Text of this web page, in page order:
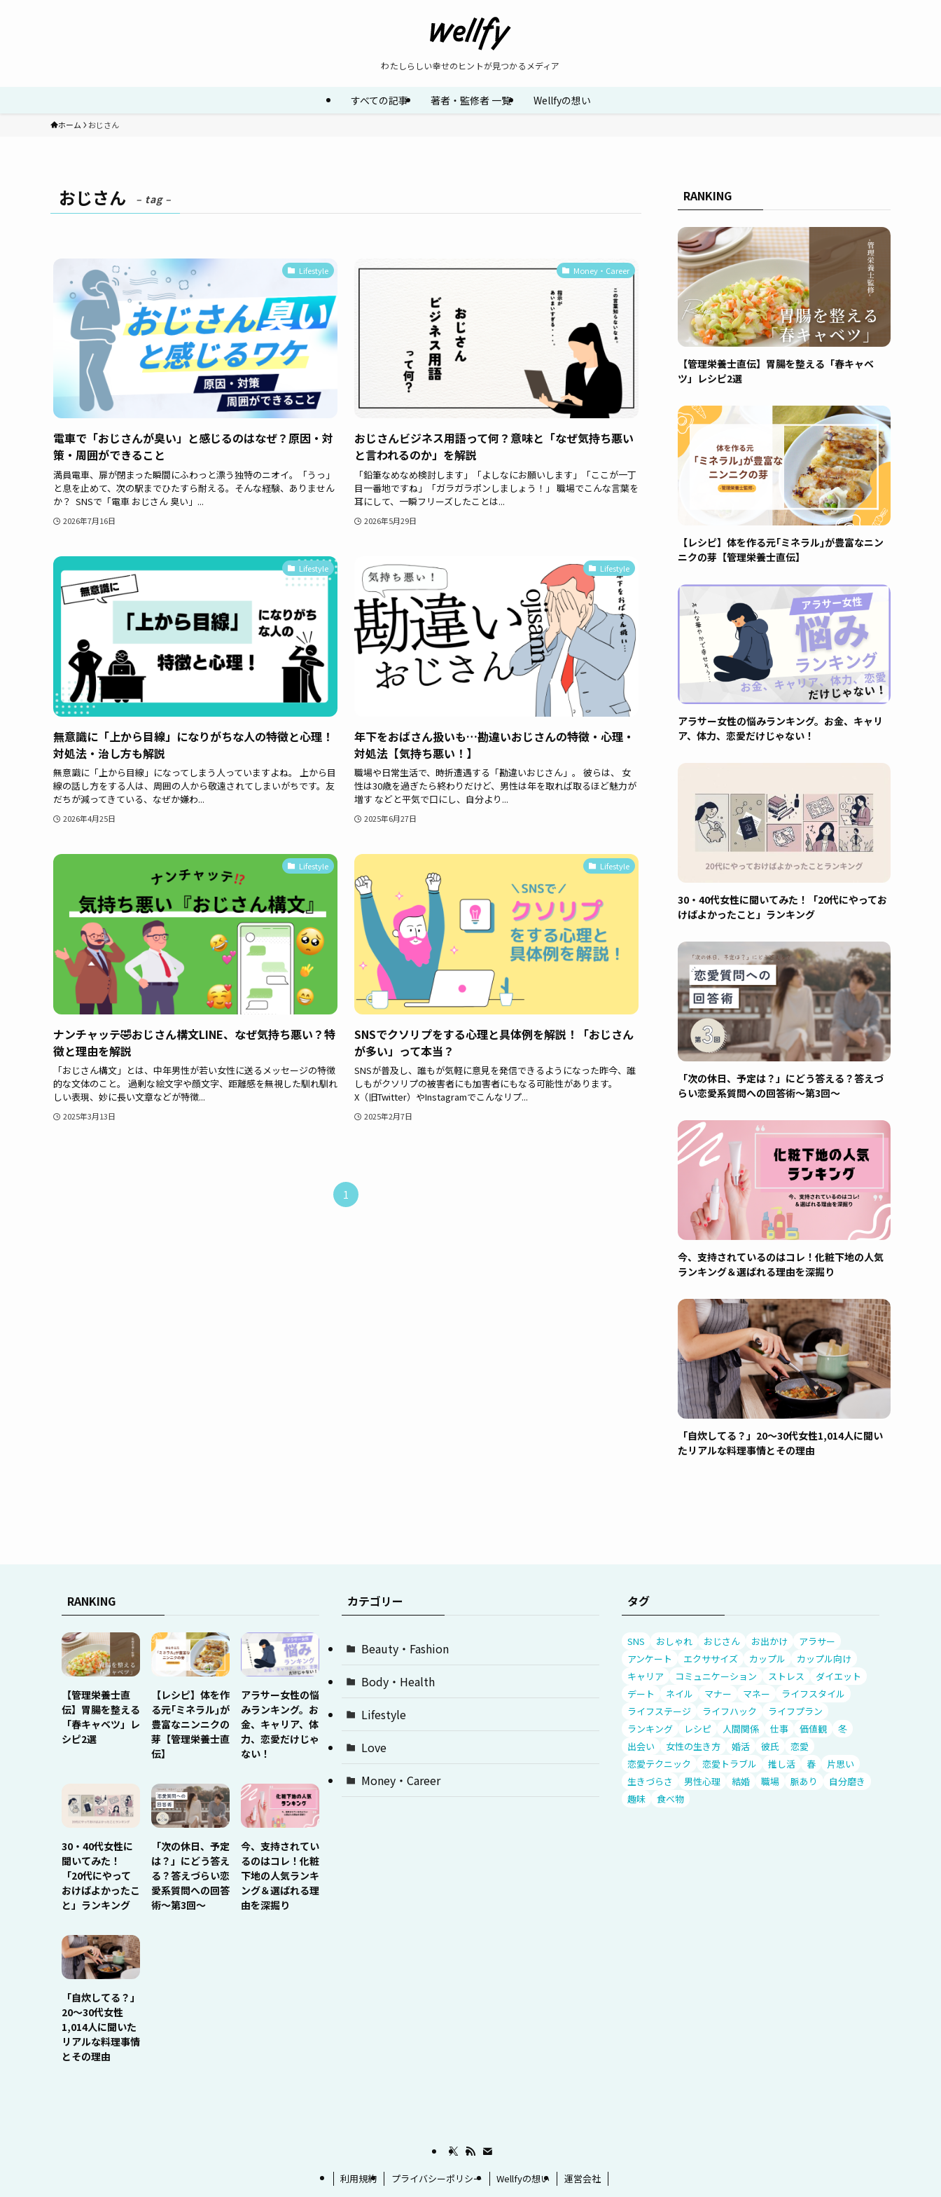
わたしらしい幸せのヒントが見つかるメディア
すべての記事 著者・監修者 一覧 Wellfyの想い
ホーム おじさん
おじさん – tag –
Lifestyle
電車で「おじさんが臭い」と感じるのはなぜ？原因・対
策・周囲ができること
満員電車、扉が閉まった瞬間にふわっと漂う独特のニオイ。「うっ」
と息を止めて、次の駅までひたすら耐える。そんな経験、ありません
か？ SNSで「電車 おじさん 臭い」...
2026年7月16日
Money・Career
おじさんビジネス用語って何？意味と「なぜ気持ち悪い
と言われるのか」を解説
「鉛筆なめなめ検討します」「よしなにお願いします」「ここが一丁
目一番地ですね」「ガラガラポンしましょう！」 職場でこんな言葉を
耳にして、一瞬フリーズしたことは...
2026年5月29日
Lifestyle
無意識に「上から目線」になりがちな人の特徴と心理！
対処法・治し方も解説
無意識に「上から目線」になってしまう人っていますよね。 上から目
線の話し方をする人は、周囲の人から敬遠されてしまいがちです。友
だちが減ってきている、なぜか嫌わ...
2026年4月25日
Lifestyle
年下をおばさん扱いも…勘違いおじさんの特徴・心理・
対処法【気持ち悪い！】
職場や日常生活で、時折遭遇する「勘違いおじさん」。 彼らは、 女
性は30歳を過ぎたら終わりだけど、男性は年を取れば取るほど魅力が
増す などと平気で口にし、自分より...
2025年6月27日
Lifestyle
ナンチャッテ🤣おじさん構文LINE、なぜ気持ち悪い？特
徴と理由を解説
「おじさん構文」とは、中年男性が若い女性に送るメッセージの特徴
的な文体のこと。 過剰な絵文字や顔文字、距離感を無視した馴れ馴れ
しい表現、妙に長い文章などが特徴...
2025年3月13日
Lifestyle
SNSでクソリプをする心理と具体例を解説！「おじさん
が多い」って本当？
SNSが普及し、誰もが気軽に意見を発信できるようになった昨今、誰
しもがクソリプの被害者にも加害者にもなる可能性があります。
X（旧Twitter）やInstagramでこんなリプ...
2025年2月7日
1
RANKING
【管理栄養士直伝】胃腸を整える「春キャベ
ツ」レシピ2選
【レシピ】体を作る元｢ミネラル｣が豊富なニン
ニクの芽【管理栄養士直伝】
アラサー女性の悩みランキング。お金、キャリ
ア、体力、恋愛だけじゃない！
30・40代女性に聞いてみた！「20代にやってお
けばよかったこと」ランキング
「次の休日、予定は？」にどう答える？答えづ
らい恋愛系質問への回答術～第3回～
今、支持されているのはコレ！化粧下地の人気
ランキング＆選ばれる理由を深掘り
「自炊してる？」20〜30代女性1,014人に聞い
たリアルな料理事情とその理由
RANKING
【管理栄養士直
伝】胃腸を整える
「春キャベツ」レ
シピ2選
【レシピ】体を作
る元｢ミネラル｣が
豊富なニンニクの
芽【管理栄養士直
伝】
アラサー女性の悩
みランキング。お
金、キャリア、体
力、恋愛だけじゃ
ない！
30・40代女性に
聞いてみた！
「20代にやって
おけばよかったこ
と」ランキング
「次の休日、予定
は？」にどう答え
る？答えづらい恋
愛系質問への回答
術～第3回～
今、支持されてい
るのはコレ！化粧
下地の人気ランキ
ング＆選ばれる理
由を深掘り
「自炊してる？」
20〜30代女性
1,014人に聞いた
リアルな料理事情
とその理由
カテゴリー
Beauty・Fashion
Body・Health
Lifestyle
Love
Money・Career
タグ
SNS おしゃれ おじさん お出かけ
アラサー
アンケート
エクササイズ カップル
カップル向け
キャリア
コミュニケーション ストレス
ダイエット
デート
ネイル マナー マネー
ライフスタイル
ライフステージ
ライフハック
ライフプラン
ランキング
レシピ 人間関係 仕事 価値観
冬
出会い
女性の生き方 婚活 彼氏
恋愛
恋愛テクニック
恋愛トラブル 推し活 春
片思い
生きづらさ
男性心理 結婚 職場 脈あり
自分磨き
趣味
食べ物
利用規約 プライバシーポリシー Wellfyの想い 運営会社